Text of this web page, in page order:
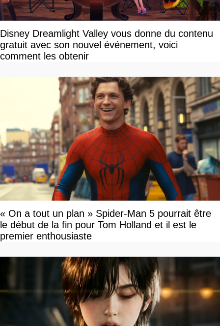
Disney Dreamlight Valley vous donne du contenu
gratuit avec son nouvel événement, voici
comment les obtenir
« On a tout un plan » Spider-Man 5 pourrait être
le début de la fin pour Tom Holland et il est le
premier enthousiaste